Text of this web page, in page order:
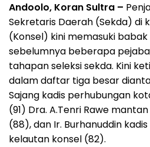
Andoolo, Koran Sultra –
Sekretaris Daerah (Sekda) di
(Konsel) kini memasuki
sebelumnya beberapa
tahapan seleksi sekda. Kini
dalam daftar tiga besar
Sajang kadis perhubungan
(91) Dra. A.Tenri Rawe
(88), dan Ir. Burhanuddin
kelautan konsel (82).